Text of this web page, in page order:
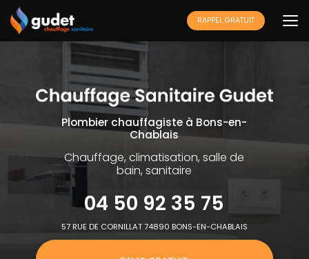
Aller
au
contenu
principal
RAPPEL GRATUIT
Plombier chauffagiste à Bons-en-
Chablais
Chauffage, climatisation, salle de
bain, sanitaire
04 50 92 35 75
57 RUE DE CORNILLAT 74890 BONS-EN-CHABLAIS